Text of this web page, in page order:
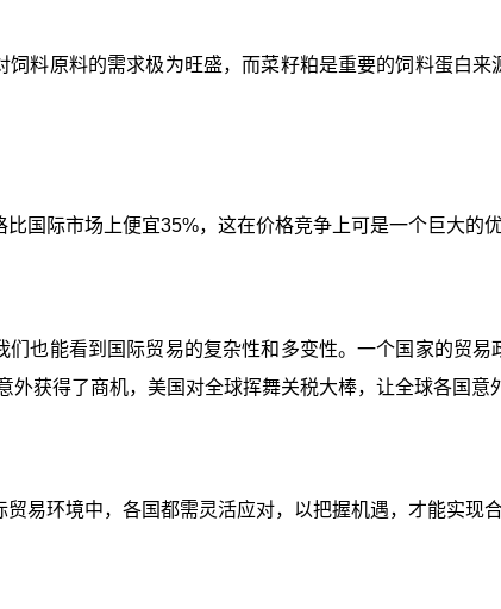
饲料原料的需求极为旺盛，而菜籽粕是重要的饲料蛋白
国际市场上便宜35%，这在价格竞争上可是一个巨大的
们也能看到国际贸易的复杂性和多变性。一个国家的贸
获得了商机，美国对全球挥舞关税大棒，让全球各国意
易环境中，各国都需灵活应对，以把握机遇，才能实现合